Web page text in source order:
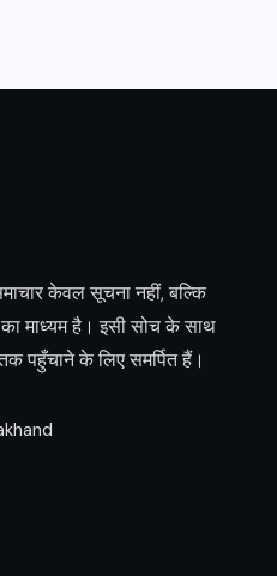
केवल सूचना नहीं, बल्कि
माध्यम है। इसी सोच के साथ
पहुँचाने के लिए समर्पित हैं।